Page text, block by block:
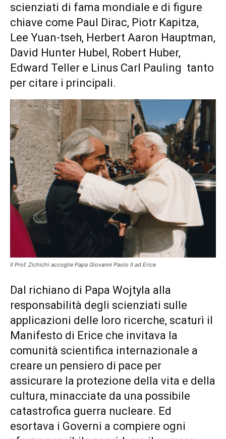
scienziati di fama mondiale e di figure
chiave come Paul Dirac, Piotr Kapitza,
Lee Yuan-tseh, Herbert Aaron Hauptman,
David Hunter Hubel, Robert Huber,
Edward Teller e Linus Carl Pauling tanto
per citare i principali.
Il Prof. Zichichi accoglie Papa Giovanni Paolo II ad Erice
Dal richiano di Papa Wojtyla alla
responsabilità degli scienziati sulle
applicazioni delle loro ricerche, scaturì il
Manifesto di Erice che invitava la
comunità scientifica internazionale a
creare un pensiero di pace per
assicurare la protezione della vita e della
cultura, minacciate da una possibile
catastrofica guerra nucleare. Ed
esortava i Governi a compiere ogni